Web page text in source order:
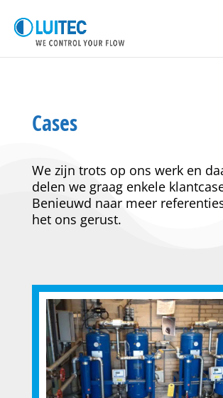
Cases
We zijn trots op ons werk en
delen we graag enkele
Benieuwd naar meer
het ons gerust.